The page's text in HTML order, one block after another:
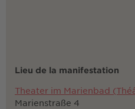
Lieu de la manifestation
Theater im Marienbad
Marienstraße 4